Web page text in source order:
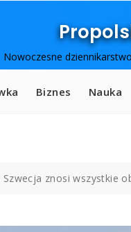
Nowoczesne
Biznes Nauka
znosi wszystkie